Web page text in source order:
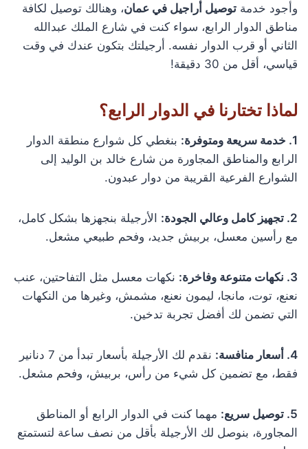
وأجود خدمة توصيل أراجيل في عمان، وهنالك توصيل لكافة
مناطق الدوار الرابع، سواء كنت في شارع الملك عبدالله
الثاني أو قرب الدوار نفسه. أرجيلتك بتكون عندك في وقت
قياسي، أقل من 30 دقيقة!
لماذا تختارنا في الدوار الرابع؟
1. خدمة سريعة ومتوفرة:
بنغطي كل شوارع منطقة الدوار
الرابع والمناطق المجاورة من شارع خالد بن الوليد إلى
الشوارع الفرعية القريبة من دوار عبدون.
2. تجهيز كامل وعالي الجودة:
الأرجيلة بنجهزها بشكل كامل،
مع رأسين معسل، بربيش جديد، وفحم طبيعي مشعل.
3. نكهات متنوعة وفاخرة:
نكهات معسل مثل التفاحتين، عنب
نعنع، توت، مانجا، ليمون نعنع، مشمش، وغيرها من النكهات
التي تضمن لك أفضل تجربة تدخين.
4. أسعار منافسة:
نقدم لك الأرجيلة بأسعار تبدأ من 7 دنانير
فقط، مع تضمين كل شيء من رأس، بربيش، وفحم مشعل.
5. توصيل سريع:
مهما كنت في الدوار الرابع أو المناطق
المجاورة، بنوصل لك الأرجيلة بأقل من نصف ساعة لتستمتع